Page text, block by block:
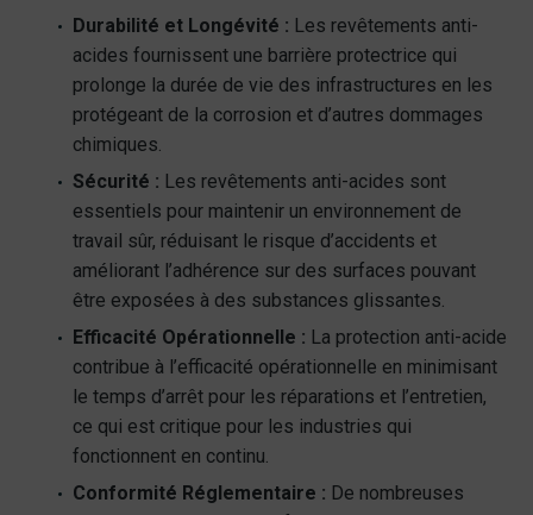
Durabilité et Longévité : Les revêtements anti-
acides fournissent une barrière protectrice qui
prolonge la durée de vie des infrastructures en les
protégeant de la corrosion et d’autres dommages
chimiques.
Sécurité : Les revêtements anti-acides sont
essentiels pour maintenir un environnement de
travail sûr, réduisant le risque d’accidents et
améliorant l’adhérence sur des surfaces pouvant
être exposées à des substances glissantes.
Efficacité Opérationnelle : La protection anti-acide
contribue à l’efficacité opérationnelle en minimisant
le temps d’arrêt pour les réparations et l’entretien,
ce qui est critique pour les industries qui
fonctionnent en continu.
Conformité Réglementaire : De nombreuses